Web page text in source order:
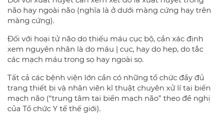
não hay ngoài não (nghĩa là ở dưới màng cứng hay trên
màng cứng).
Đối với hoại tử não do thiếu máu cục bộ, cần xác định
xem nguyên nhân là do máu | cục, hay do hẹp, do tắc
các mạch máu trong sọ hay ngoài sọ.
Tất cả các bệnh viện lớn cần có những tổ chức đầy đủ
trang thiết bị và nhân viên kĩ thuật chuyên xử lí tai biến
mạch não (“trung tâm tai biến mạch não” theo đề nghị
của Tổ chức Y tế thế giới).